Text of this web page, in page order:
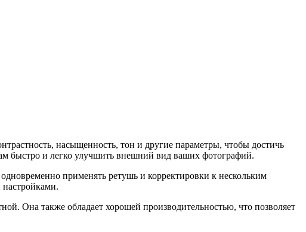
насыщенность, тон и другие параметры, чтобы достичь
быстро и легко улучшить внешний вид ваших фотографий.
применять ретушь и корректировки к нескольким
Она также обладает хорошей производительностью, что позволяет